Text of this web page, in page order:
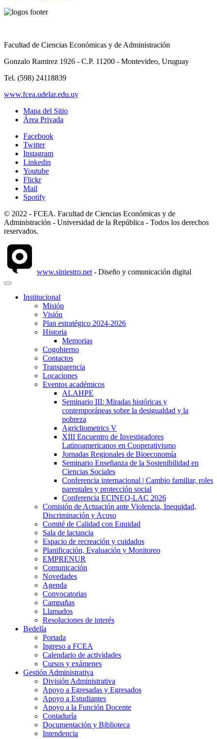
Facultad de Ciencias Económicas y de Administración
Gonzalo Ramirez 1926 - C.P. 11200 - Montevideo, Uruguay
Tel. (598) 24118839
www.fcea.udelar.edu.uy
Mapa del Sitio
Área Privada
Facebook
Twitter
Instagram
Linkedin
Youtube
Flickr
Mail
Spotify
© 2022 - FCEA. Facultad de Ciencias Económicas y de
Administración - Universidad de la República - Todos los derechos
reservados.
www.siniestro.net - Diseño y comunicación digital
Institucional
Misión
Visión
Plan estratégico 2024-2026
Historia
Memorias
Cogobierno
Contactos
Transparencia
Locaciones
Eventos académicos
ALAHPE
Seminario III: Miradas históricas y
contemporáneas sobre la desigualdad y la
pobreza
Agricliometrics V
XIII Encuentro de Investigadores
Latinoamericanos en Cooperativismo
Jornadas Regionales de Bioeconomía
Seminario Enseñanza de la Sostenibilidad en
Ciencias Sociales
Conferencia internacional | Cambio familiar, roles
parentales y protección social
Conferencia ECINEQ-LAC 2026
Comisión de Actuación ante Violencia, Inequidad,
Discriminación y Acoso
Comité de Calidad con Equidad
Sala de lactancia
Espacio de recreación y cuidados
Planificación, Evaluación y Monitoreo
EMPRENUR
Comunicación
Novedades
Agenda
Convocatorias
Campañas
Llamados
Resoluciones de interés
Bedelía
Portada
Ingreso a FCEA
Calendario de actividades
Cursos y exámenes
Gestión Administrativa
División Administrativa
Apoyo a Egresadas y Egresados
Apoyo a Estudiantes
Apoyo a la Función Docente
Contaduría
Documentación y Biblioteca
Intendencia